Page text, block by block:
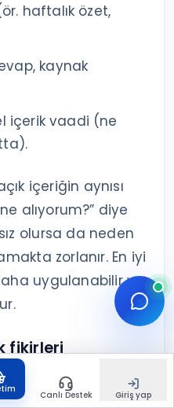
haftalık özet,
kaynak
içerik vaadi (ne
içeriğin aynısı
alıyorum?” diye
olursa da neden
zorlanır. En iyi
uygulanabilir ve
fikirleri
sektör taraması,
analiziCanlı Destek Giriş yap